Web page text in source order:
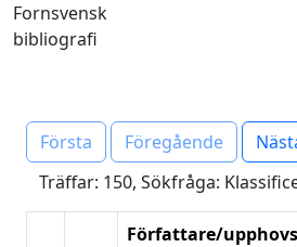
Fornsvensk
bibliografi
Första Föregående
Träffar: 150, Sökfråga:
Författare/